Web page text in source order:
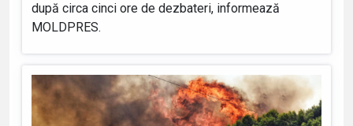
după circa cinci ore de dezbateri, informează
MOLDPRES.